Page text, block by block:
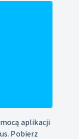
aplikacji
Pobierz